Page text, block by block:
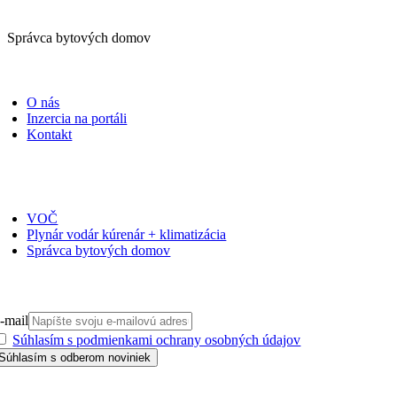
Správca bytových domov
O nás
Inzercia na portáli
Kontakt
VOČ
Plynár vodár kúrenár + klimatizácia
Správca bytových domov
mail
Súhlasím s podmienkami ochrany osobných údajov